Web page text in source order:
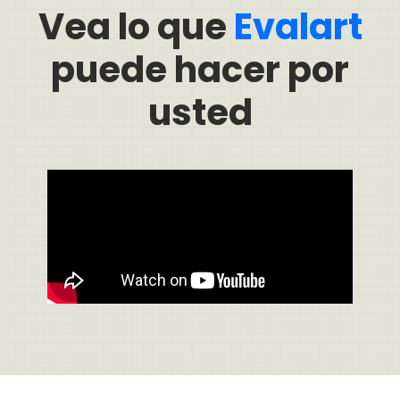
Vea lo queEvalart
puede hacer por
usted